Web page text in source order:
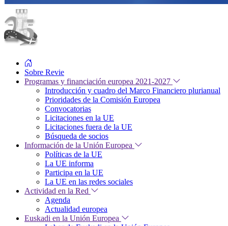
Sobre Revie
Programas y financiación europea 2021-2027
Introducción y cuadro del Marco Financiero plurianual
Prioridades de la Comisión Europea
Convocatorias
Licitaciones en la UE
Licitaciones fuera de la UE
Búsqueda de socios
Información de la Unión Europea
Políticas de la UE
La UE informa
Participa en la UE
La UE en las redes sociales
Actividad en la Red
Agenda
Actualidad europea
Euskadi en la Unión Europea